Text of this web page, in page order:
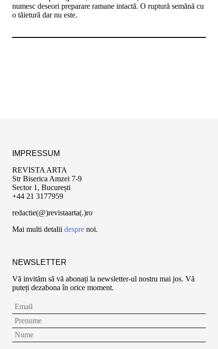
numesc deseori preparare ramane intactă. O ruptură semănă cu
o tăietură dar nu este.
IMPRESSUM
REVISTA ARTA
Str Biserica Amzei 7-9
Sector 1, București
+44 21 3177959
redactie(@)revistaarta(.)ro
Mai multi detalii despre noi.
NEWSLETTER
Vă invităm să vă abonați la newsletter-ul nostru mai jos. Vă
puteți dezabona în orice moment.